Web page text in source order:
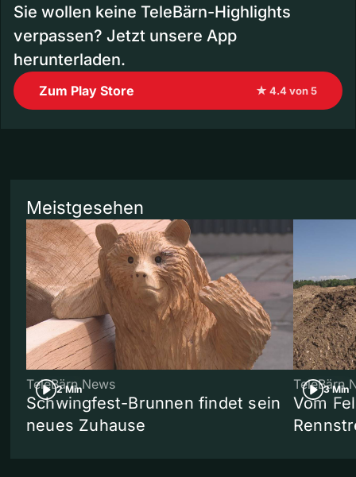
Sie wollen keine TeleBärn-Highlights
verpassen? Jetzt unsere App
herunterladen.
Zum Play Store ★ 4.4 von 5
Meistgesehen
2 Min
TeleBärn News
Schwingfest-Brunnen findet sein
neues Zuhause
3 Min
TeleBärn
Vom